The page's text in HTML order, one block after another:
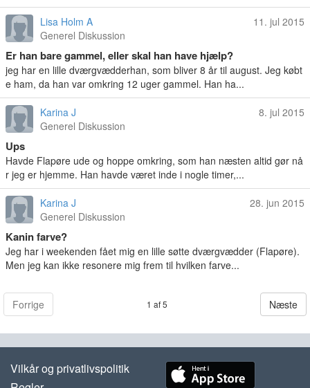
Lisa Holm A
Generel Diskussion
11. jul 2015
Er han bare gammel, eller skal han have hjælp?
jeg har en lille dværgvædderhan, som bliver 8 år til august. Jeg købt
e ham, da han var omkring 12 uger gammel. Han ha...
Karina J
Generel Diskussion
8. jul 2015
Ups
Havde Flapøre ude og hoppe omkring, som han næsten altid gør nå
r jeg er hjemme. Han havde været inde i nogle timer,...
Karina J
Generel Diskussion
28. jun 2015
Kanin farve?
Jeg har i weekenden fået mig en lille søtte dværgvædder (Flapøre).
Men jeg kan ikke resonere mig frem til hvilken farve...
Forrige 1 af 5 Næste
Vilkår og privatlivspolitik